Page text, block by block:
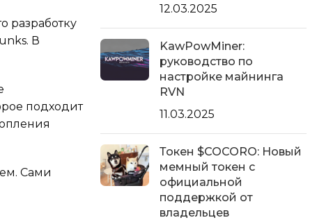
разработку
В
подходит
Сами
12.03.2025
KawPowMiner:
руководство по
настройке майнинга
RVN
11.03.2025
Токен $COCORO: Новый
мемный токен с
официальной
поддержкой от
владельцев